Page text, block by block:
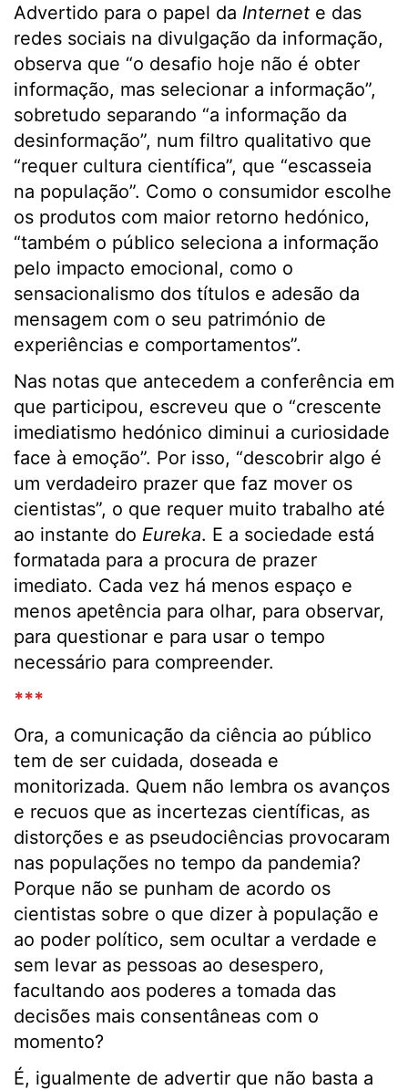
Advertido para o papel da Internet e das
redes sociais na divulgação da informação,
observa que “o desafio hoje não é obter
informação, mas selecionar a informação”,
sobretudo separando “a informação da
desinformação”, num filtro qualitativo que
“requer cultura científica”, que “escasseia
na população”. Como o consumidor escolhe
os produtos com maior retorno hedónico,
“também o público seleciona a informação
pelo impacto emocional, como o
sensacionalismo dos títulos e adesão da
mensagem com o seu património de
experiências e comportamentos”.
Nas notas que antecedem a conferência em
que participou, escreveu que o “crescente
imediatismo hedónico diminui a curiosidade
face à emoção”. Por isso, “descobrir algo é
um verdadeiro prazer que faz mover os
cientistas”, o que requer muito trabalho até
ao instante do Eureka. E a sociedade está
formatada para a procura de prazer
imediato. Cada vez há menos espaço e
menos apetência para olhar, para observar,
para questionar e para usar o tempo
necessário para compreender.
***
Ora, a comunicação da ciência ao público
tem de ser cuidada, doseada e
monitorizada. Quem não lembra os avanços
e recuos que as incertezas científicas, as
distorções e as pseudociências provocaram
nas populações no tempo da pandemia?
Porque não se punham de acordo os
cientistas sobre o que dizer à população e
ao poder político, sem ocultar a verdade e
sem levar as pessoas ao desespero,
facultando aos poderes a tomada das
decisões mais consentâneas com o
momento?
É, igualmente de advertir que não basta a